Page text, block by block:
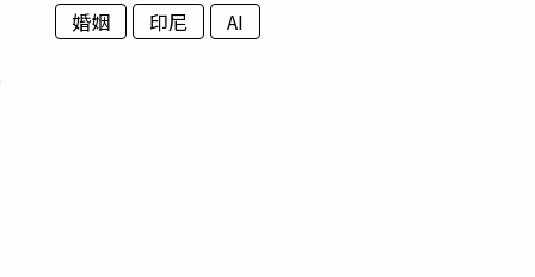
婚姻
印尼 AI